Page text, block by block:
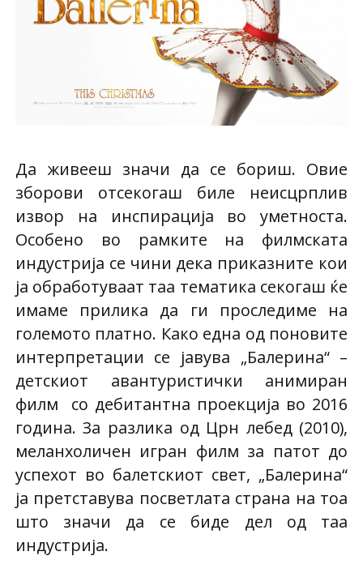
Да живееш значи да се бориш. Овие
зборови отсекогаш биле неисцрплив
извор на инспирација во уметноста.
Особено во рамките на филмската
индустрија се чини дека приказните кои
ја обработуваат таа тематика секогаш ќе
имаме прилика да ги проследиме на
големото платно. Како една од поновите
интерпретации се јавува „Балерина“ –
детскиот авантуристички анимиран
филм со дебитантна проекција во 2016
година. За разлика од Црн лебед (2010),
меланхоличен игран филм за патот до
успехот во балетскиот свет, „Балерина“
ја претставува посветлата страна на тоа
што значи да се биде дел од таа
индустрија.